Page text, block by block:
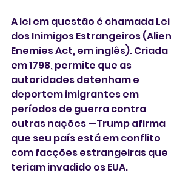
A lei em questão é chamada Lei
dos Inimigos Estrangeiros (Alien
Enemies Act, em inglês). Criada
em 1798, permite que as
autoridades detenham e
deportem imigrantes em
períodos de guerra contra
outras nações —Trump afirma
que seu país está em conflito
com facções estrangeiras que
teriam invadido os EUA.